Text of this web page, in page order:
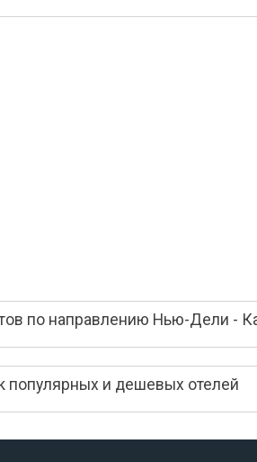
по направлению Нью-Дели -
популярных и дешевых отелей